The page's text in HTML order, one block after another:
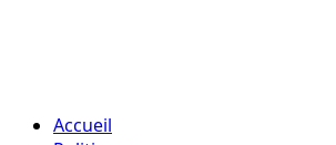
Accueil